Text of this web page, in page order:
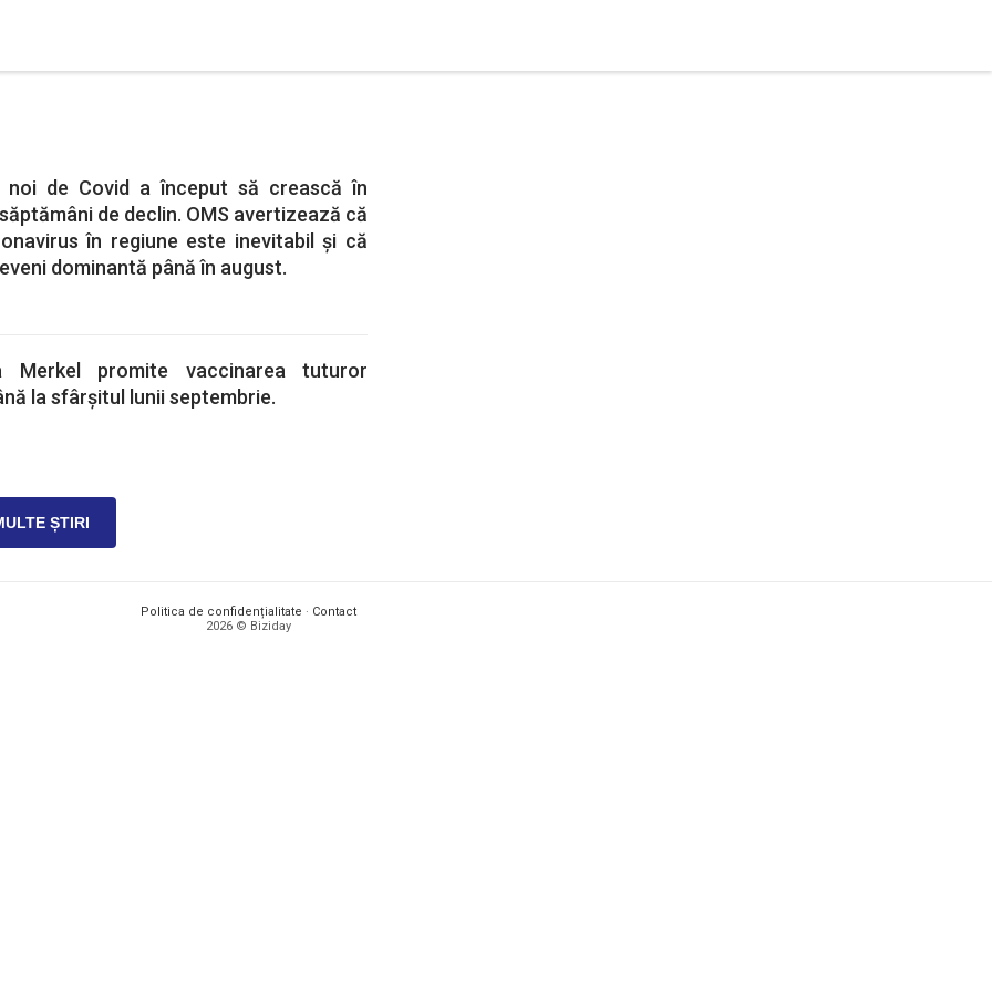
noi de Covid a început să crească în
de declin. OMS avertizează că
în regiune este inevitabil și că
dominantă până în august.
Merkel promite vaccinarea tuturor
la sfârșitul lunii septembrie.
ȘTIRI
Politica de confidențialitate · Contact
2026 © Biziday